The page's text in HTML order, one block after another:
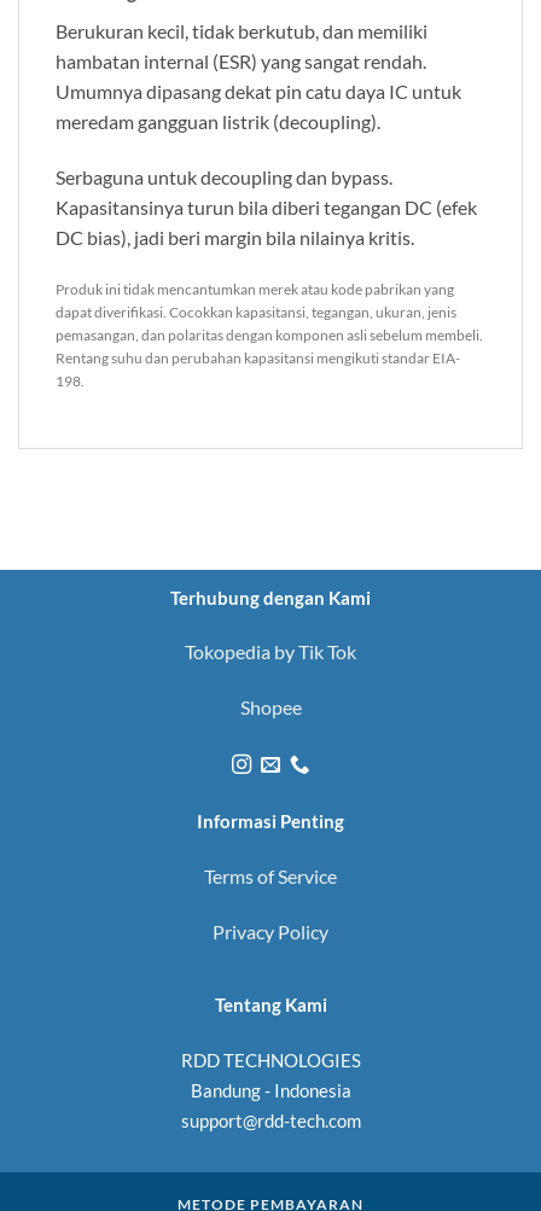
Berukuran kecil, tidak berkutub, dan memiliki
hambatan internal (ESR) yang sangat rendah.
Umumnya dipasang dekat pin catu daya IC untuk
meredam gangguan listrik (decoupling).
Serbaguna untuk decoupling dan bypass.
Kapasitansinya turun bila diberi tegangan DC (efek
DC bias), jadi beri margin bila nilainya kritis.
Produk ini tidak mencantumkan merek atau kode pabrikan yang
dapat diverifikasi. Cocokkan kapasitansi, tegangan, ukuran, jenis
pemasangan, dan polaritas dengan komponen asli sebelum membeli.
Rentang suhu dan perubahan kapasitansi mengikuti standar EIA-
198.
Terhubung dengan Kami
Tokopedia by Tik Tok
Shopee
Informasi Penting
Terms of Service
Privacy Policy
Tentang Kami
RDD TECHNOLOGIES
Bandung - Indonesia
support@rdd-tech.com
METODE PEMBAYARAN